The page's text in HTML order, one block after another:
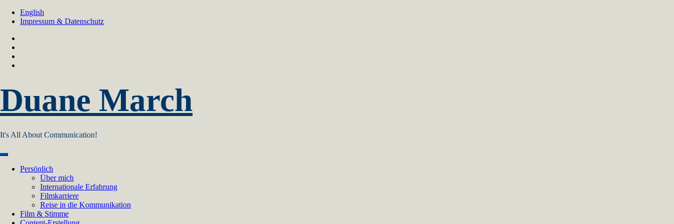
Skip
English
Impressum & Datenschutz
Duane March
It's All About Communication!
Persönlich
Über mich
Internationale Erfahrung
Filmkarriere
Reise in die Kommunikation
Film & Stimme